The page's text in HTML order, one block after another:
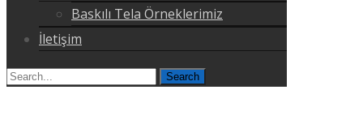
Baskılı Tela Örneklerimiz
İletişim
Search